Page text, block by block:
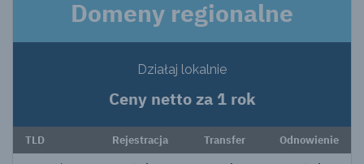
Domeny regionalne
Działaj lokalnie
Ceny netto za 1 rok
TLD Rejestracja Transfer Odnowienie